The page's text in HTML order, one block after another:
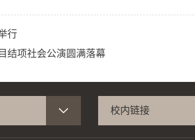
行
结项社会公演圆满落幕
校内链接